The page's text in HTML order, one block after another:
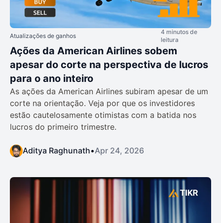
Atualizações de ganhos
4 minutos de
leitura
Ações da American Airlines sobem
apesar do corte na perspectiva de lucros
para o ano inteiro
As ações da American Airlines subiram apesar de um
corte na orientação. Veja por que os investidores
estão cautelosamente otimistas com a batida nos
lucros do primeiro trimestre.
Aditya Raghunath•Apr 24, 2026